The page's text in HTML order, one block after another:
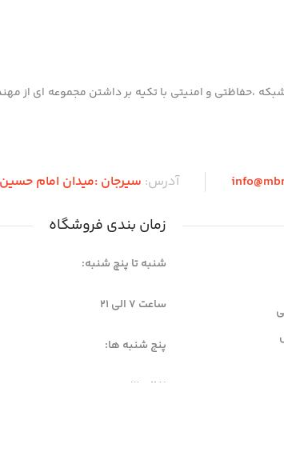
با هدف طراحی و اجرای پروژه های شبکه ،حفاظتی و امنیتی با تکیه بر داشتن
آدرس: سیرجان :میدان امام حسین
زمان بندی فروشگاه
شنبه تا پنچ شنبه:
ساعت 7 الی ۲۱
پنج شنبه ها:
7 الی 12